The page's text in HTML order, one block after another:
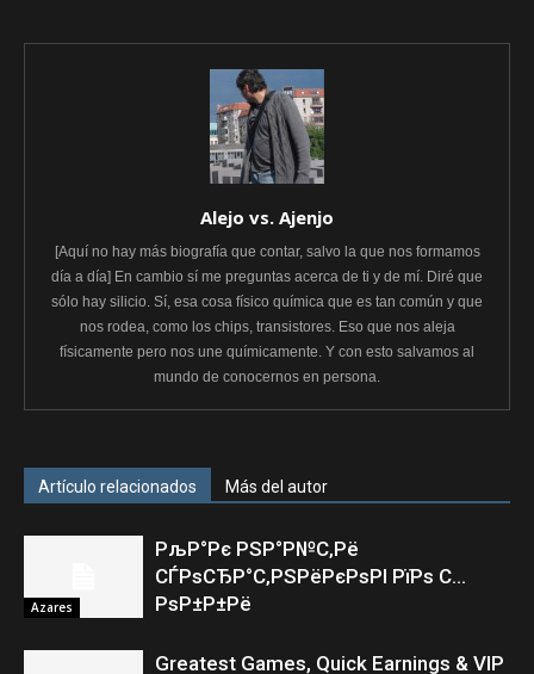
Alejo vs. Ajenjo
[Aquí no hay más biografía que contar, salvo la que nos formamos
día a día] En cambio sí me preguntas acerca de ti y de mí. Diré que
sólo hay silicio. Sí, esa cosa físico química que es tan común y que
nos rodea, como los chips, transistores. Eso que nos aleja
físicamente pero nos une químicamente. Y con esto salvamos al
mundo de conocernos en persona.
Artículo relacionados Más del autor
Azares
РљР°Рє РЅР°Р№С‚Рё
СЃРѕСЂР°С‚РЅРёРєРѕРІ РїРѕ С…
РѕР±Р±Рё
Greatest Games, Quick Earnings & VIP